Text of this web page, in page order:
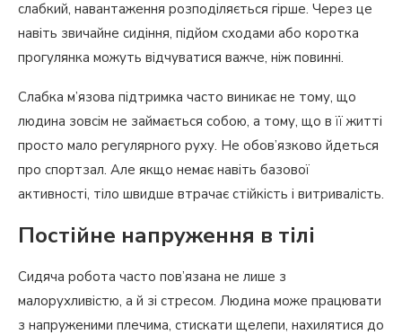
слабкий, навантаження розподіляється гірше. Через це
навіть звичайне сидіння, підйом сходами або коротка
прогулянка можуть відчуватися важче, ніж повинні.
Слабка м’язова підтримка часто виникає не тому, що
людина зовсім не займається собою, а тому, що в її житті
просто мало регулярного руху. Не обов’язково йдеться
про спортзал. Але якщо немає навіть базової
активності, тіло швидше втрачає стійкість і витривалість.
Постійне напруження в тілі
Сидяча робота часто пов’язана не лише з
малорухливістю, а й зі стресом. Людина може працювати
з напруженими плечима, стискати щелепи, нахилятися до